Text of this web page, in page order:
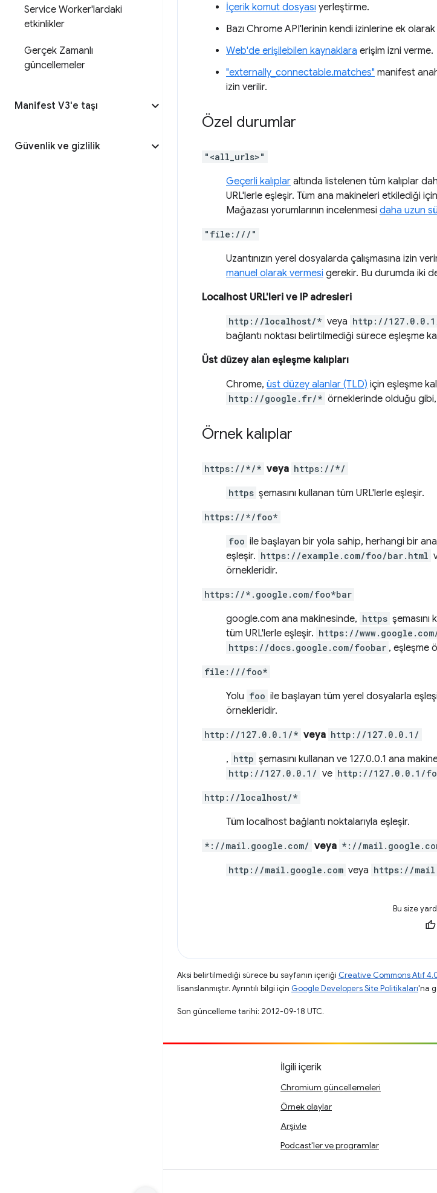
Service Worker'lardaki
etkinlikler
Gerçek Zamanlı
güncellemeler
Manifest V3'e taşı
Güvenlik ve gizlilik
İçerik komut dosyası yerleştirme.
Bazı Chrome API'lerinin kendi izinlerine ek
Web'de erişilebilen kaynaklara erişim izni verme.
"externally_connectable.matches" manifest
izin verilir.
Özel durumlar
"<all_urls>"
Geçerli kalıplar altında listelenen tüm kalıplar
URL'lerle eşleşir. Tüm ana makineleri etkilediği
Mağazası yorumlarının incelenmesi daha uzun
"file:///"
Uzantınızın yerel dosyalarda çalışmasına izin
manuel olarak vermesi gerekir. Bu durumda iki
Localhost URL'leri ve IP adresleri
http://localhost/* veya http://
bağlantı noktası belirtilmediği sürece eşleşme
Üst düzey alan eşleşme kalıpları
Chrome, üst düzey alanlar (TLD) için eşleşme
http://google.fr/* örneklerinde olduğu gibi,
Örnek kalıplar
https://*/* veya https://*/
https şemasını kullanan tüm URL'lerle eşleşir.
https://*/foo*
foo ile başlayan bir yola sahip, herhangi bir
eşleşir. https://example.com/foo/bar.html
örnekleridir.
https://*.google.com/foo*bar
google.com ana makinesinde, https şemasını
tüm URL'lerle eşleşir. https://
https://docs.google.com/foobar , eşleşme
file:///foo*
Yolu foo ile başlayan tüm yerel dosyalarla
örnekleridir.
http://127.0.0.1/* veya http://127.0.0.1/
, http şemasını kullanan ve 127.0.0.1 ana
http://127.0.0.1/ ve http://127.0.0.1/
http://localhost/*
Tüm localhost bağlantı noktalarıyla eşleşir.
*://mail.google.com/ veya *://
http://mail.google.com veya https://
Bu size
Aksi belirtilmediği sürece bu sayfanın içeriği Creative Commons Atıf
lisanslanmıştır. Ayrıntılı bilgi için Google Developers Site Politikaları'na
Son güncelleme tarihi: 2012-09-18 UTC.
İlgili içerik
Chromium güncellemeleri
Örnek olaylar
Arşivle
Podcast'ler ve programlar